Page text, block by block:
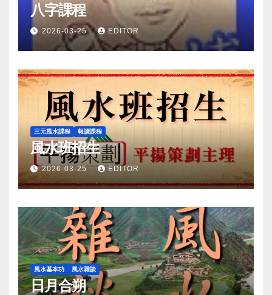
八字課程
2026-03-25 EDITOR
三元風水課程 報讀課程
風水班招生
2026-03-25 EDITOR
風水基本功 風水雜談
日月合朔